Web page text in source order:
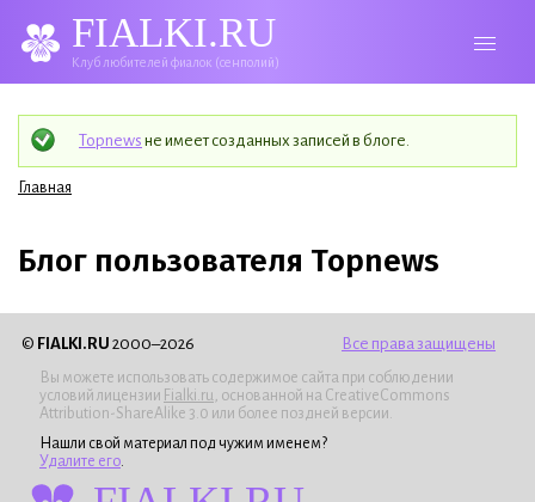
FIALKI.RU
Клуб любителей фиалок (сенполий)
Статус
Topnews не имеет созданных записей в блоге.
Вы здесь
Главная
Блог пользователя Topnews
© FIALKI.RU 2000–2026 Все права защищены
Вы можете использовать содержимое сайта при соблюдении
условий лицензии Fialki.ru , основанной на CreativeCommons
Attribution-ShareAlike 3.0 или более поздней версии.
Нашли свой материал под чужим именем?
Удалите его